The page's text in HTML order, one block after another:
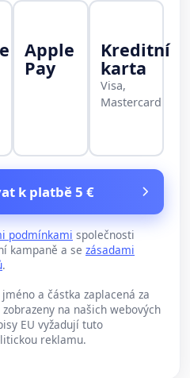
Apple
Pay
Kreditní
karta
Visa,
Mastercard
k platbě 5 €
podmínkami společnosti
kampaně a se zásadami
.
a částka zaplacená za
na našich webových
EU vyžadují tuto
reklamu.